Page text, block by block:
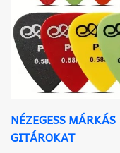
NÉZEGESS MÁRKÁS
GITÁROKAT